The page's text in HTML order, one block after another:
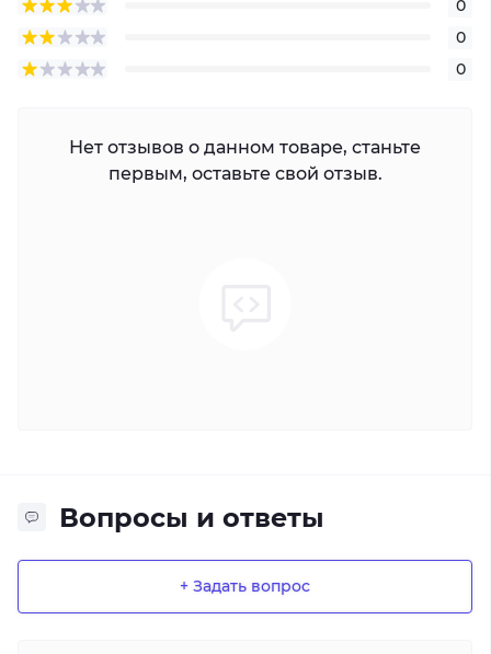
0
0
0
Нет отзывов о данном товаре, станьте
первым, оставьте свой отзыв.
Вопросы и ответы
+ Задать вопрос